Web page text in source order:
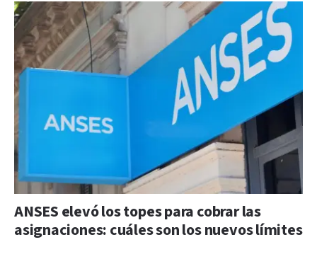
ANSES elevó los topes para cobrar las
asignaciones: cuáles son los nuevos límites